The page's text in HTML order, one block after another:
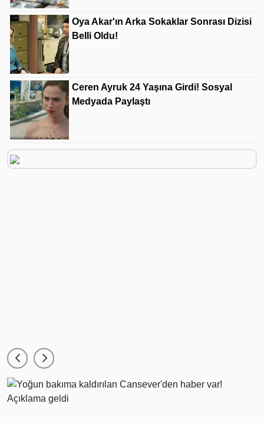
Oya Akar'ın Arka Sokaklar Sonrası Dizisi
Belli Oldu!
Ceren Ayruk 24 Yaşına Girdi! Sosyal
Medyada Paylaştı